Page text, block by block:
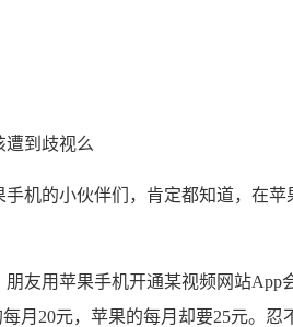
遭到歧视么
手机的小伙伴们，肯定都知道，在
朋友用苹果手机开通某视频网站App
每月20元，苹果的每月却要25元。